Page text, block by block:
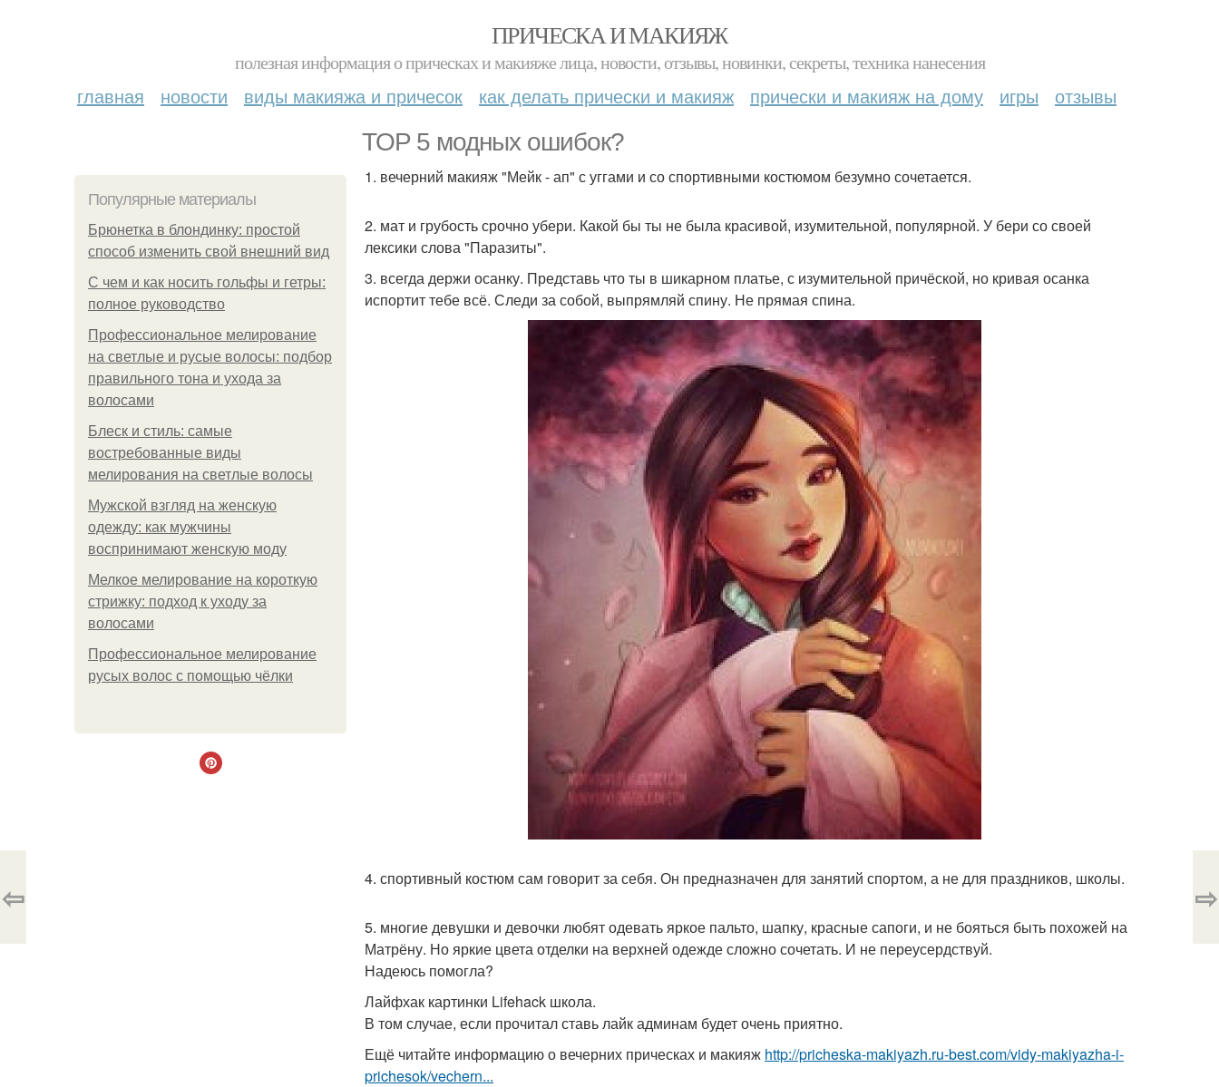
ПРИЧЕСКА И МАКИЯЖ
полезная информация о прическах и макияже лица, новости, отзывы, новинки, секреты, техника нанесения
главная новости виды макияжа и причесок как делать прически и макияж прически и макияж на дому игры отзывы
TOP 5 модных ошибок?
Популярные материалы
Брюнетка в блондинку: простой
способ изменить свой внешний вид
С чем и как носить гольфы и гетры:
полное руководство
Профессиональное мелирование
на светлые и русые волосы: подбор
правильного тона и ухода за
волосами
Блеск и стиль: самые
востребованные виды
мелирования на светлые волосы
Мужской взгляд на женскую
одежду: как мужчины
воспринимают женскую моду
Мелкое мелирование на короткую
стрижку: подход к уходу за
волосами
Профессиональное мелирование
русых волос с помощью чёлки
1. вечерний макияж "Мейк - ап" с уггами и со спортивными костюмом безумно сочетается.
2. мат и грубость срочно убери. Какой бы ты не была красивой, изумительной, популярной. У бери со своей
лексики слова "Паразиты".
3. всегда держи осанку. Представь что ты в шикарном платье, с изумительной причёской, но кривая осанка
испортит тебе всё. Следи за собой, выпрямляй спину. Не прямая спина.
4. спортивный костюм сам говорит за себя. Он предназначен для занятий спортом, а не для праздников, школы.
5. многие девушки и девочки любят одевать яркое пальто, шапку, красные сапоги, и не бояться быть похожей на
Матрёну. Но яркие цвета отделки на верхней одежде сложно сочетать. И не переусердствуй.
Надеюсь помогла?
Лайфхак картинки Lifehack школа.
В том случае, если прочитал ставь лайк админам будет очень приятно.
Ещё читайте информацию о вечерних прическах и макияж http://pricheska-makiyazh.ru-best.com/vidy-makiyazha-i-
prichesok/vechern...
⇦ ⇨